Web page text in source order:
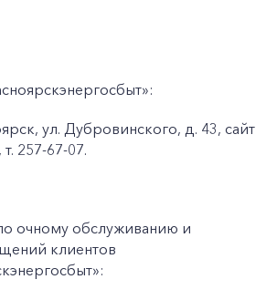
ул. Дубровинского, д. 43, сайт
, т. 257-67-07.
очному обслуживанию и
клиентов